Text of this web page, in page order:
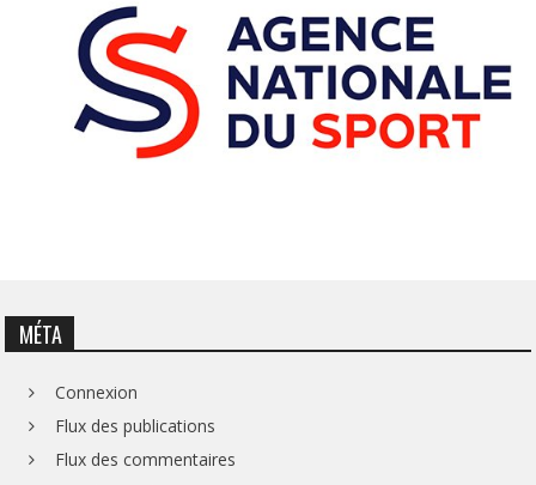
MÉTA
Connexion
Flux des publications
Flux des commentaires